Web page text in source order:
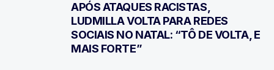
APÓS ATAQUES RACISTAS,
LUDMILLA VOLTA PARA REDES
SOCIAIS NO NATAL: “TÔ DE VOLTA, E
MAIS FORTE”